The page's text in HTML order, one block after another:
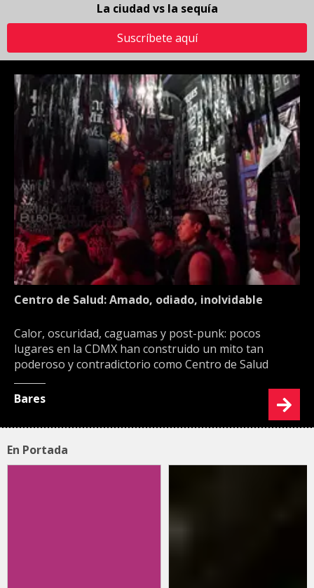
La ciudad vs la sequía
Suscríbete aquí
Centro de Salud: Amado, odiado, inolvidable
Calor, oscuridad, caguamas y post-punk: pocos
lugares en la CDMX han construido un mito tan
poderoso y contradictorio como Centro de Salud
Bares
En Portada